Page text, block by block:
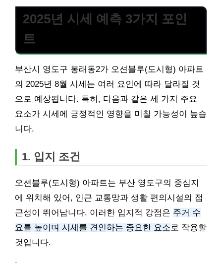
2025년 시세 예측 3가지 포인
트
부산시 영도구 봉래동2가 오션블루(도시형) 아파트
의 2025년 8월 시세는 여러 요인에 따라 달라질 것
으로 예상됩니다. 특히, 다음과 같은 세 가지 주요
요소가 시세에 긍정적인 영향을 미칠 가능성이 높습
니다.
1. 입지 조건
오션블루(도시형) 아파트는 부산 영도구의 중심지
에 위치해 있어, 인근 교통망과 생활 편의시설의 접
근성이 뛰어납니다. 이러한 입지적 강점은 주거 수
요를 높이며 시세를 견인하는 중요한 요소 로 작용할
것입니다.